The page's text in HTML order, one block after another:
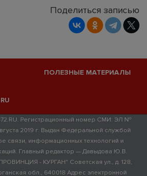
Поделиться записью
ПОЛЕЗНЫЕ МАТЕРИАЛЫ
Регистрационный номер СМИ: ЭЛ №
2019 г. Выдан Федеральной службой
связи, информационных технологий и
Главный редактор — Давыдова Ю.В.
- КУРГАН" Советская ул., д. 128,
обл., 640018 Адрес электронной